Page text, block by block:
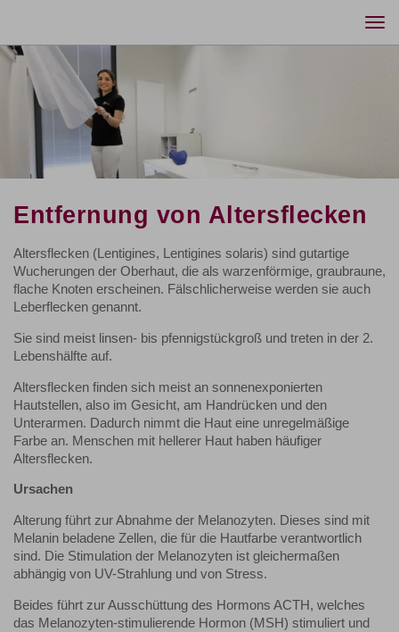
Entfernung von Altersflecken
Altersflecken (Lentigines, Lentigines solaris) sind gutartige
Wucherungen der Oberhaut, die als warzenförmige, graubraune,
flache Knoten erscheinen. Fälschlicherweise werden sie auch
Leberflecken genannt.
Sie sind meist linsen- bis pfennigstückgroß und treten in der 2.
Lebenshälfte auf.
Altersflecken finden sich meist an sonnenexponierten
Hautstellen, also im Gesicht, am Handrücken und den
Unterarmen. Dadurch nimmt die Haut eine unregelmäßige
Farbe an. Menschen mit hellerer Haut haben häufiger
Altersflecken.
Ursachen
Alterung führt zur Abnahme der Melanozyten. Dieses sind mit
Melanin beladene Zellen, die für die Hautfarbe verantwortlich
sind. Die Stimulation der Melanozyten ist gleichermaßen
abhängig von UV-Strahlung und von Stress.
Beides führt zur Ausschüttung des Hormons ACTH, welches
das Melanozyten-stimulierende Hormon (MSH) stimuliert und